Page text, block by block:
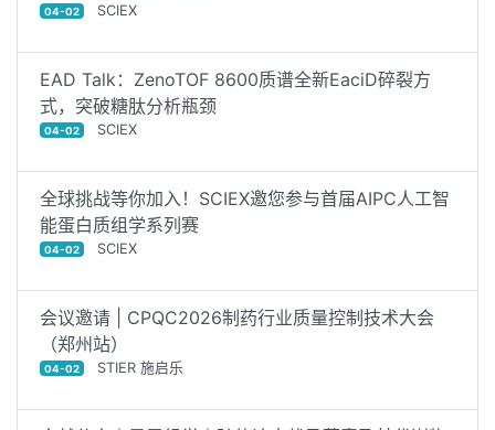
04-02 SCIEX
EAD Talk：ZenoTOF 8600质谱全新EaciD碎裂方
式，突破糖肽分析瓶颈
04-02 SCIEX
全球挑战等你加入！SCIEX邀您参与首届AIPC人工智
能蛋白质组学系列赛
04-02 SCIEX
会议邀请 | CPQC2026制药行业质量控制技术大会
（郑州站）
04-02 STIER 施启乐